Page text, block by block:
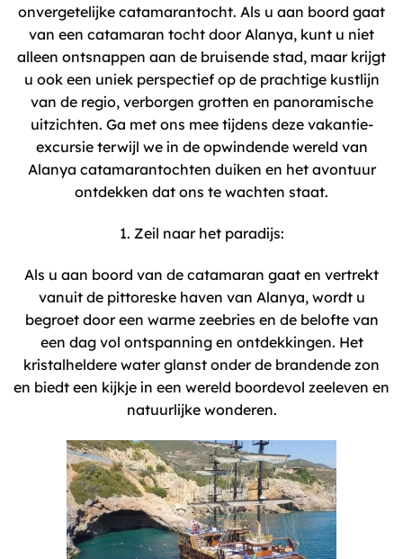
onvergetelijke catamarantocht. Als u aan boord gaat
van een catamaran tocht door Alanya, kunt u niet
alleen ontsnappen aan de bruisende stad, maar krijgt
u ook een uniek perspectief op de prachtige kustlijn
van de regio, verborgen grotten en panoramische
uitzichten. Ga met ons mee tijdens deze vakantie-
excursie terwijl we in de opwindende wereld van
Alanya catamarantochten duiken en het avontuur
ontdekken dat ons te wachten staat.
1. Zeil naar het paradijs:
Als u aan boord van de catamaran gaat en vertrekt
vanuit de pittoreske haven van Alanya, wordt u
begroet door een warme zeebries en de belofte van
een dag vol ontspanning en ontdekkingen. Het
kristalheldere water glanst onder de brandende zon
en biedt een kijkje in een wereld boordevol zeeleven en
natuurlijke wonderen.